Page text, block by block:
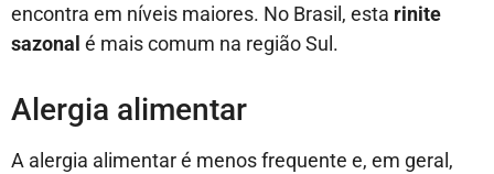
encontra em níveis maiores. No Brasil, esta rinite
sazonal é mais comum na região Sul.
Alergia alimentar
A alergia alimentar é menos frequente e, em geral,